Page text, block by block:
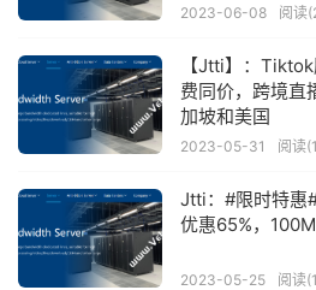
2023-06-08 阅读
【Jtti】：
费同价，跨境直
加坡和美国
2023-05-31 阅读
Jtti：#限时特惠
优惠65%，
2023-05-25 阅读